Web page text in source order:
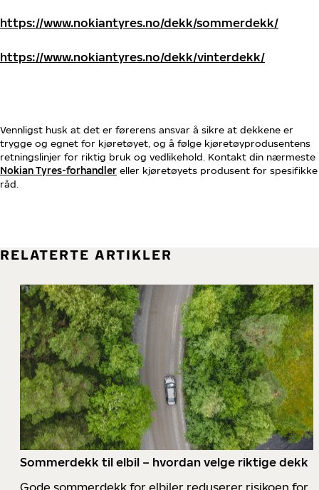
https://www.nokiantyres.no/dekk/sommerdekk/
https://www.nokiantyres.no/dekk/vinterdekk/
Vennligst husk at det er førerens ansvar å sikre at dekkene er
trygge og egnet for kjøretøyet, og å følge kjøretøyprodusentens
retningslinjer for riktig bruk og vedlikehold. Kontakt din nærmeste
Nokian Tyres-forhandler eller kjøretøyets produsent for spesifikke
råd.
RELATERTE ARTIKLER
Sommerdekk til elbil – hvordan velge riktige dekk
Gode sommerdekk for elbiler reduserer risikoen for